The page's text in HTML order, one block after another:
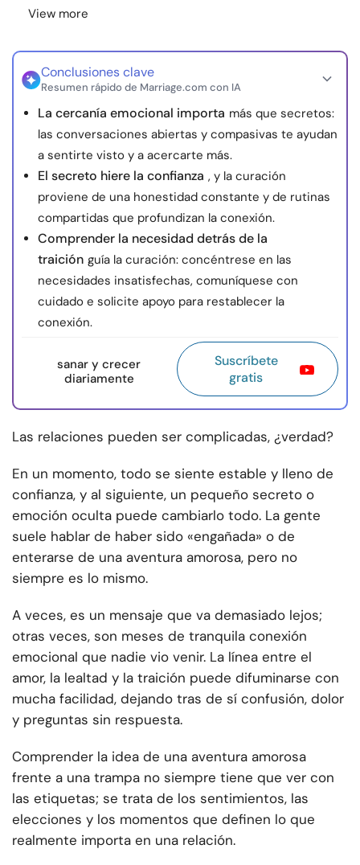
© Copyright 2026. Todos los derechos reservados.
View more
Conclusiones clave
Resumen rápido de Marriage.com con IA
La cercanía emocional importa más que secretos:
las conversaciones abiertas y compasivas te ayudan
a sentirte visto y a acercarte más.
El secreto hiere la confianza , y la curación
proviene de una honestidad constante y de rutinas
compartidas que profundizan la conexión.
Comprender la necesidad detrás de la
traición guía la curación: concéntrese en las
necesidades insatisfechas, comuníquese con
cuidado e solicite apoyo para restablecer la
conexión.
sanar y crecer
diariamente
Suscríbete
gratis
Las relaciones pueden ser complicadas, ¿verdad?
En un momento, todo se siente estable y lleno de
confianza, y al siguiente, un pequeño secreto o
emoción oculta puede cambiarlo todo. La gente
suele hablar de haber sido «engañada» o de
enterarse de una aventura amorosa, pero no
siempre es lo mismo.
A veces, es un mensaje que va demasiado lejos;
otras veces, son meses de tranquila conexión
emocional que nadie vio venir. La línea entre el
amor, la lealtad y la traición puede difuminarse con
mucha facilidad, dejando tras de sí confusión, dolor
y preguntas sin respuesta.
Comprender la idea de una aventura amorosa
frente a una trampa no siempre tiene que ver con
las etiquetas; se trata de los sentimientos, las
elecciones y los momentos que definen lo que
realmente importa en una relación.